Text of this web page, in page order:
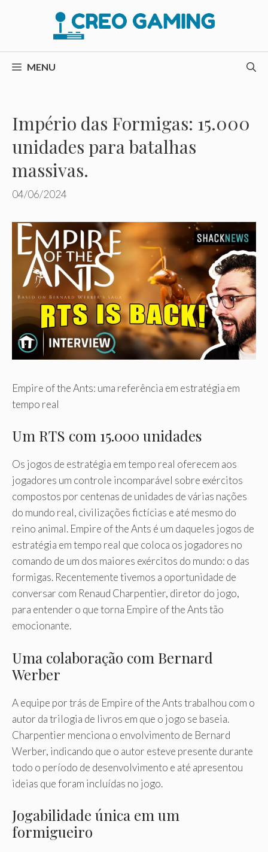
conteúdo
MENU
Império das Formigas: 15.000
unidades para batalhas
massivas.
04/06/2024
Empire of the Ants: uma referência em estratégia em
tempo real
Um RTS com 15.000 unidades
Os jogos de estratégia em tempo real oferecem aos
jogadores um controle incomparável sobre exércitos
compostos por centenas de unidades de várias nações
do mundo real, civilizações fictícias e até mesmo do
reino animal. Empire of the Ants é um daqueles jogos de
estratégia em tempo real que coloca os jogadores no
comando de um dos maiores exércitos do mundo: o das
formigas. Recentemente tivemos a oportunidade de
conversar com Renaud Charpentier, diretor do jogo,
para entender o que torna Empire of the Ants tão
emocionante.
Uma colaboração com Bernard
Werber
A equipe por trás de Empire of the Ants trabalhou com o
autor da trilogia de livros em que o jogo se baseia.
Charpentier menciona o envolvimento de Bernard
Werber, indicando que o autor esteve presente durante
todo o período de desenvolvimento e até apresentou
ideias que foram incluídas no jogo.
Jogabilidade única em um
formigueiro